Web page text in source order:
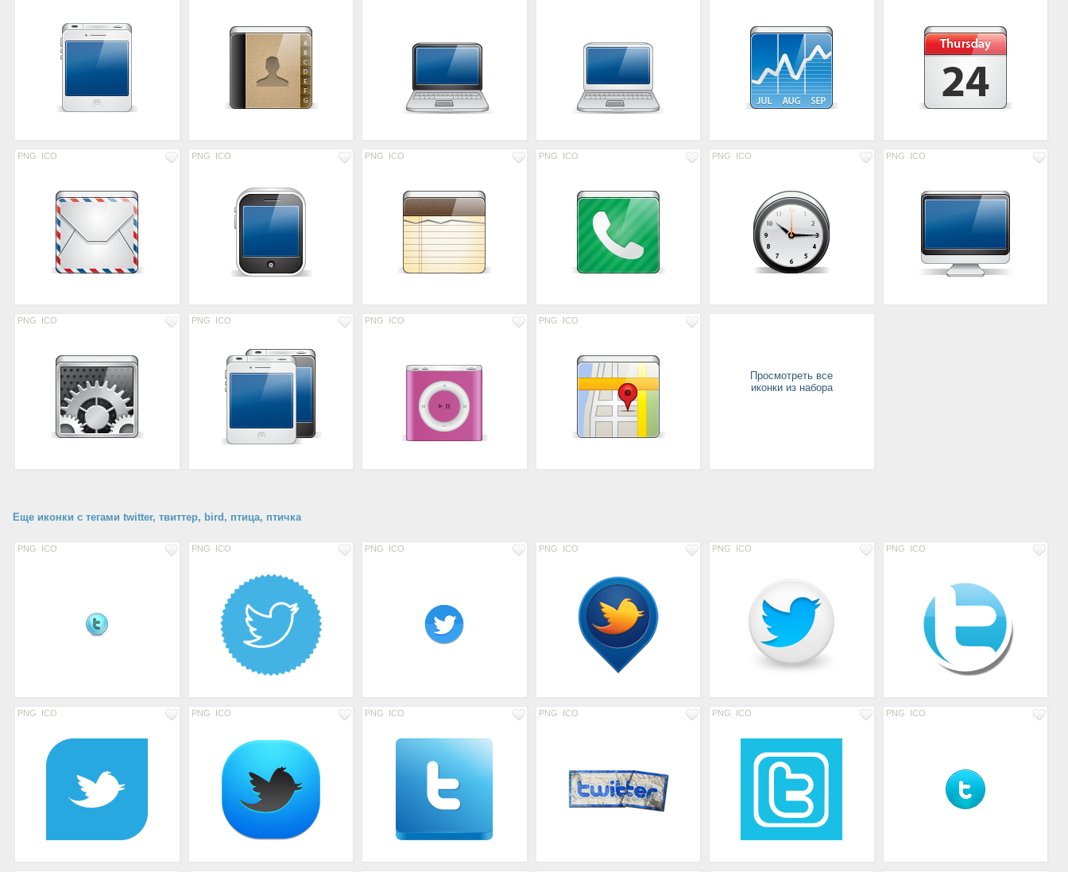
PNG ICO PNG ICO PNG ICO PNG ICO PNG ICO PNG ICO
PNG ICO PNG ICO PNG ICO PNG ICO
Просмотреть все
иконки из набора
Еще иконки с тегами twitter, твиттер, bird, птица, птичка
PNG ICO PNG ICO PNG ICO PNG ICO PNG ICO PNG ICO
PNG ICO PNG ICO PNG ICO PNG ICO PNG ICO PNG ICO